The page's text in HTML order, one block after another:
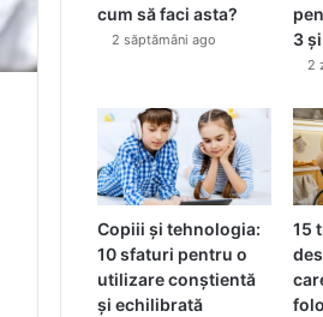
cum să faci asta?
2 săptămâni ago
3
2
Copiii și tehnologia:
10 sfaturi pentru o
utilizare conștientă
și echilibrată
15